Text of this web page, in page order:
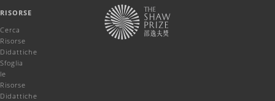
RISORSE
Cerca
Risorse
Didattiche
Sfoglia
le
Risorse
Didattiche